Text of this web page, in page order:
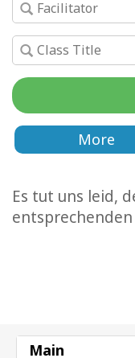
More
Es tut uns leid,
Main